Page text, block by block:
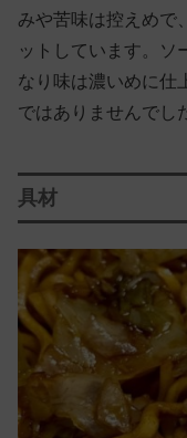
みや苦味は控えめで
ットしています。ソ
なり味は濃いめに仕
ではありませんでし
具材